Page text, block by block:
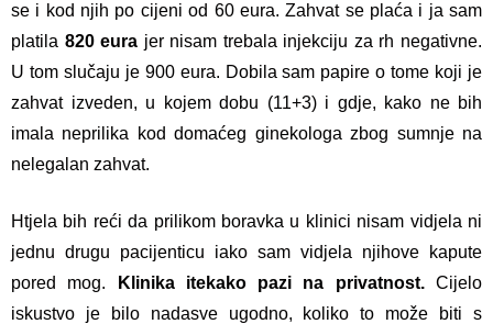
se i kod njih po cijeni od 60 eura. Zahvat se plaća i ja sam
platila 820 eura jer nisam trebala injekciju za rh negativne.
U tom slučaju je 900 eura. Dobila sam papire o tome koji je
zahvat izveden, u kojem dobu (11+3) i gdje, kako ne bih
imala neprilika kod domaćeg ginekologa zbog sumnje na
nelegalan zahvat.
Htjela bih reći da prilikom boravka u klinici nisam vidjela ni
jednu drugu pacijenticu iako sam vidjela njihove kapute
pored mog.
Klinika itekako pazi na privatnost.Cijelo
iskustvo je bilo nadasve ugodno, koliko to može biti s